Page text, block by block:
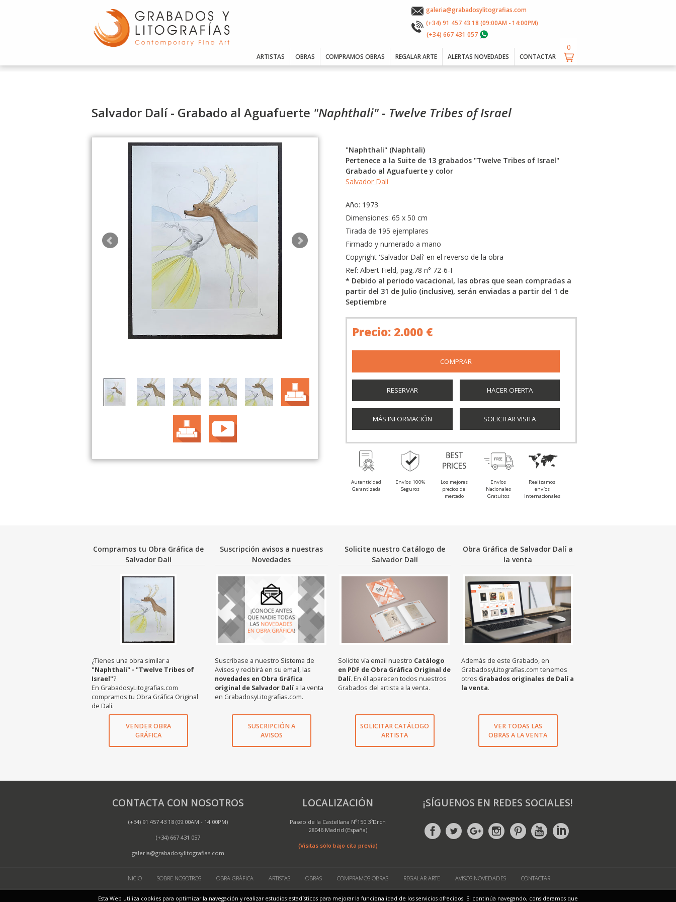
galeria@grabadosylitografias.com
(+34) 91 457 43 18 (09:00AM - 14:00PM)
(+34) 667 431 057
ARTISTAS OBRAS COMPRAMOS OBRAS REGALAR ARTE ALERTAS NOVEDADES CONTACTAR
Salvador Dalí - Grabado al Aguafuerte "Naphthali" - Twelve Tribes of Israel
"Naphthali" (Naphtali)
Pertenece a la Suite de 13 grabados "Twelve Tribes of Israel"
Grabado al Aguafuerte y color
Salvador Dalí
Año: 1973
Dimensiones: 65 x 50 cm
Tirada de 195 ejemplares
Firmado y numerado a mano
Copyright 'Salvador Dalí' en el reverso de la obra
Ref: Albert Field, pag.78 n° 72-6-I
* Debido al periodo vacacional, las obras que sean compradas a
partir del 31 de Julio (inclusive), serán enviadas a partir del 1 de
Septiembre
Precio: 2.000 €
RESERVAR HACER OFERTA
MÁS INFORMACIÓN SOLICITAR VISITA
Autenticidad
Garantizada
Envíos 100%
Seguros
Los mejores
precios del
mercado
Envíos
Nacionales
Gratuitos
Realizamos
envíos
internacionales
Compramos tu Obra Gráfica de
Salvador Dalí
¿Tienes una obra similar a
"Naphthali" - "Twelve Tribes of
Israel"?
En GrabadosyLitografias.com
compramos tu Obra Gráfica Original
de Dalí.
VENDER OBRA
GRÁFICA
Suscripción avisos a nuestras
Novedades
Suscríbase a nuestro Sistema de
Avisos y recibirá en su email, las
novedades en Obra Gráfica
original de Salvador Dalía la venta
en GrabadosyLitografias.com.
SUSCRIPCIÓN A
AVISOS
Solicite nuestro Catálogo de
Salvador Dalí
Solicite vía email nuestro Catálogo
en PDF de Obra Gráfica Original de
Dalí. En él aparecen todos nuestros
Grabados del artista a la venta.
SOLICITAR CATÁLOGO
ARTISTA
Obra Gráfica de Salvador Dalí a
la venta
Además de este Grabado, en
GrabadosyLitografias.com tenemos
otros Grabados originales de Dalí a
la venta.
VER TODAS LAS
OBRAS A LA VENTA
CONTACTA CON NOSOTROS
(+34) 91 457 43 18 (09:00AM - 14:00PM)
(+34) 667 431 057
galeria@grabadosylitografias.com
LOCALIZACIÓN
Paseo de la Castellana Nº150 3ºDrch
28046 Madrid (España)
(Visitas sólo bajo cita previa)
¡SÍGUENOS EN REDES SOCIALES!
INICIO SOBRE NOSOTROS OBRA GRÁFICA ARTISTAS OBRAS COMPRAMOS OBRAS REGALAR ARTE AVISOS NOVEDADES CONTACTAR
SITE MAP POLÍTICA DE PRIVACIDAD POLÍTICA DE COOKIES ENVÍOS Y DEVOLUCIONES
Esta Web utiliza cookies para optimizar la navegación y realizar estudios estadísticos para mejorar la funcionalidad de los servicios ofrecidos. Si continúa navegando, consideramos que
0
0